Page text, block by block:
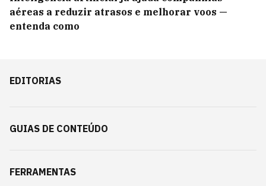
aéreas a reduzir atrasos e melhorar voos —
entenda como
EDITORIAS
GUIAS DE CONTEÚDO
FERRAMENTAS